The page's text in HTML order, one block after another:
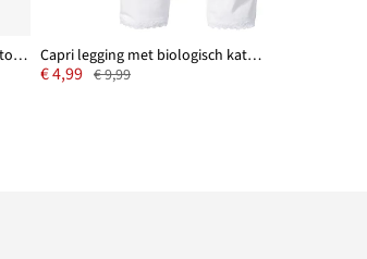
Jersey short van biologisch katoen (set van 2) Capri legging met biologisch katoen (set van 2)
€ 4,99 € 9,99